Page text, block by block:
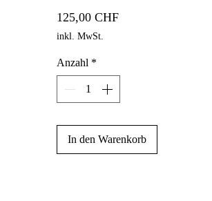
125,00 CHFPreis
inkl. MwSt.
Anzahl *
In den Warenkorb